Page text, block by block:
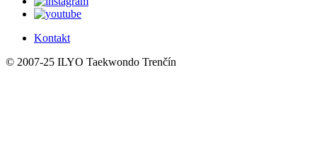
Kontakt
© 2007-25 ILYO Taekwondo Trenčín